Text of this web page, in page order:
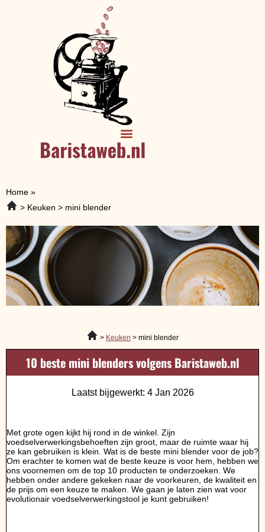
Home »
Keuken
mini blender
Keuken mini blender
10 beste mini blenders volgens Baristaweb.nl
Laatst bijgewerkt: 4 Jan 2026
Met grote ogen kijkt hij rond in de winkel. Zijn
voedselverwerkingsbehoeften zijn groot, maar de ruimte waar hij
ze kan gebruiken is klein. Wat is de beste mini blender voor de job?
Om erachter te komen wat de beste keuze is voor hem, hebben we
ons voornemen om de top 10 producten te onderzoeken. We
hebben onder andere gekeken naar de voorkeuren, de kwaliteit en
de prijs om een keuze te maken. We gaan je laten zien wat voor
evolutionair voedselverwerkingstool je kunt gebruiken!